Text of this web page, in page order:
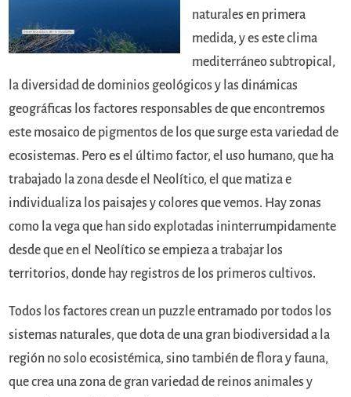
naturales en primera
medida, y es este clima
mediterráneo subtropical,
la diversidad de dominios geológicos y las dinámicas
geográficas los factores responsables de que encontremos
este mosaico de pigmentos de los que surge esta variedad de
ecosistemas. Pero es el último factor, el uso humano, que ha
trabajado la zona desde el Neolítico, el que matiza e
individualiza los paisajes y colores que vemos. Hay zonas
como la vega que han sido explotadas ininterrumpidamente
desde que en el Neolítico se empieza a trabajar los
territorios, donde hay registros de los primeros cultivos.
Todos los factores crean un puzzle entramado por todos los
sistemas naturales, que dota de una gran biodiversidad a la
región no solo ecosistémica, sino también de flora y fauna,
que crea una zona de gran variedad de reinos animales y